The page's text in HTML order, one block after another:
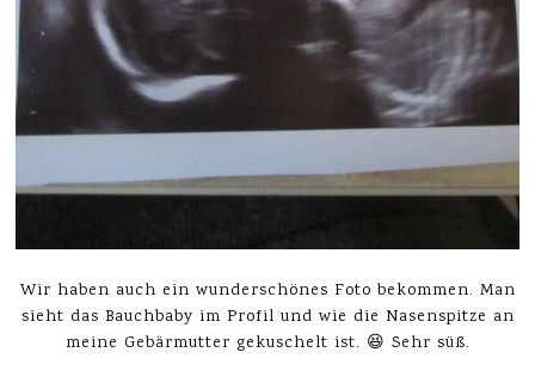
Wir haben auch ein wunderschönes Foto bekommen. Man
sieht das Bauchbaby im Profil und wie die Nasenspitze an
meine Gebärmutter gekuschelt ist. 😆 Sehr süß.